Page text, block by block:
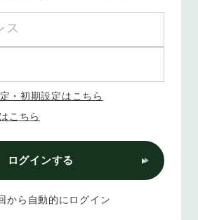
・初期設定はこちら
こちら
ログインする
から自動的にログイン